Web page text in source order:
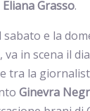
ElianaGrasso.
e la
va in scena il
tra la
Ginevra